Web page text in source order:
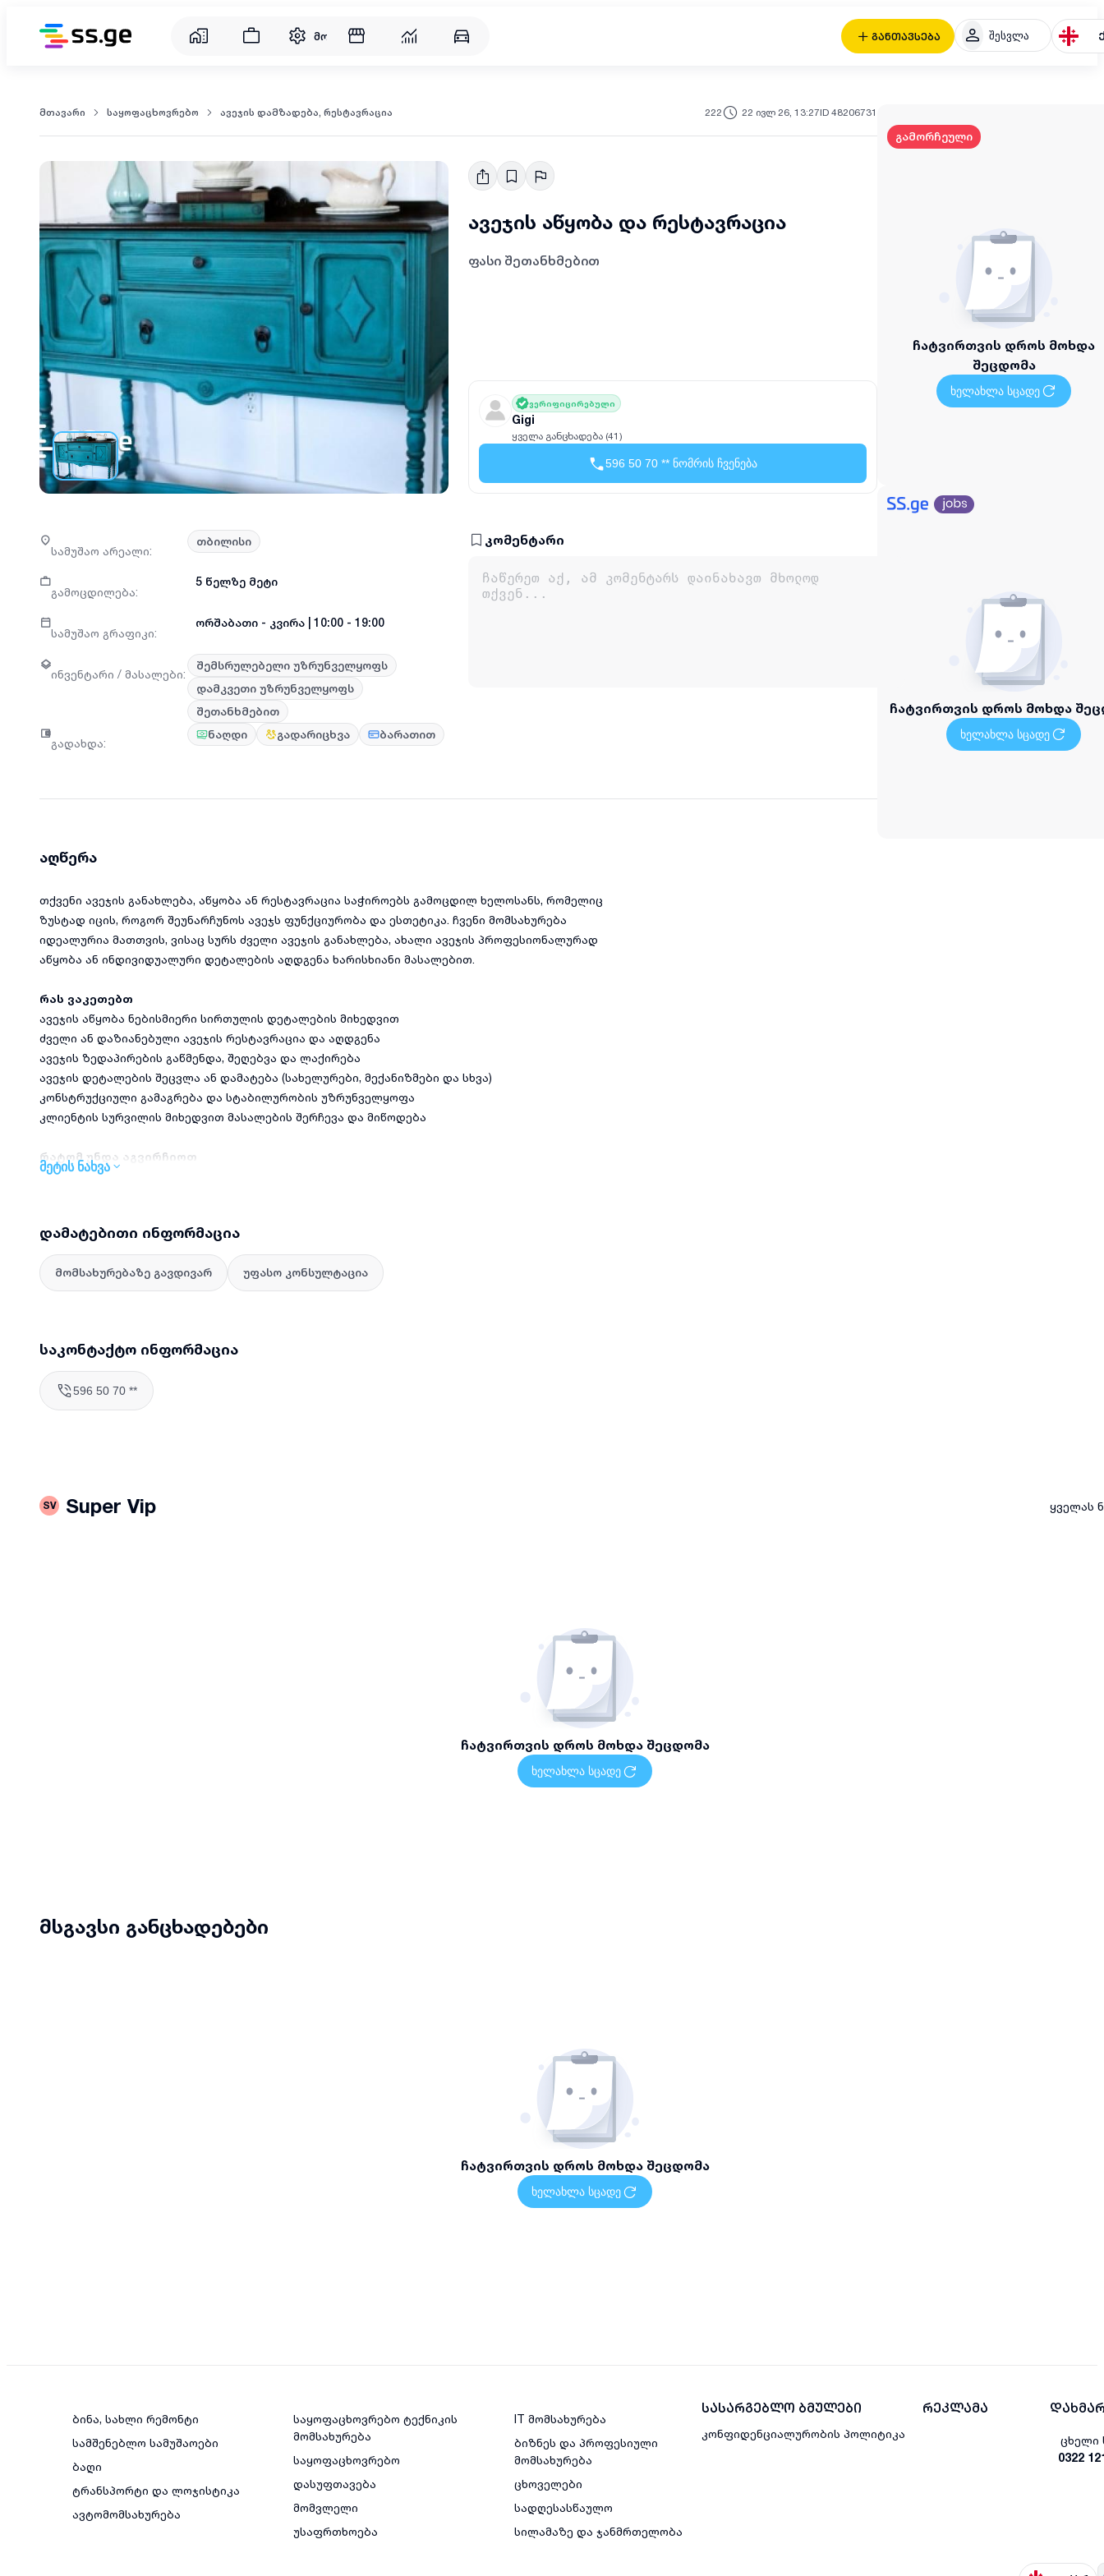
განთავსება შესვლა
მომსახურება
მთავარი საყოფაცხოვრებო ავეჯის დამზადება, რესტავრაცია 222 22 ივლ 26, 13:27ID 48206731
ავეჯის აწყობა და რესტავრაცია
ფასი შეთანხმებით
ვერიფიცირებული
Gigi
ყველა განცხადება (41)
596 50 70 ** ნომრის ჩვენება
სამუშაო არეალი:
თბილისი
გამოცდილება:
5 წელზე მეტი
სამუშაო გრაფიკი:
ორშაბათი - კვირა 10:00 - 19:00
ინვენტარი / მასალები:
შემსრულებელი უზრუნველყოფს
დამკვეთი უზრუნველყოფს
შეთანხმებით
გადახდა:
ნაღდი გადარიცხვა ბარათით
კომენტარი
აღწერა
თქვენი ავეჯის განახლება, აწყობა ან რესტავრაცია საჭიროებს გამოცდილ ხელოსანს, რომელიც
ზუსტად იცის, როგორ შეუნარჩუნოს ავეჯს ფუნქციურობა და ესთეტიკა. ჩვენი მომსახურება
იდეალურია მათთვის, ვისაც სურს ძველი ავეჯის განახლება, ახალი ავეჯის პროფესიონალურად
აწყობა ან ინდივიდუალური დეტალების აღდგენა ხარისხიანი მასალებით.
რას ვაკეთებთ
ავეჯის აწყობა ნებისმიერი სირთულის დეტალების მიხედვით
ძველი ან დაზიანებული ავეჯის რესტავრაცია და აღდგენა
ავეჯის ზედაპირების გაწმენდა, შეღებვა და ლაქირება
ავეჯის დეტალების შეცვლა ან დამატება (სახელურები, მექანიზმები და სხვა)
კონსტრუქციული გამაგრება და სტაბილურობის უზრუნველყოფა
კლიენტის სურვილის მიხედვით მასალების შერჩევა და მიწოდება
რატომ უნდა აგვირჩიოთ
სწრაფი და სუფთა შესრულება შეთანხმებულ ვადებში
გარანტია შესრულებულ სამუშაოზე
მომსახურების არეალი და ხელმისაწვდომობა
მეტის ნახვა
დამატებითი ინფორმაცია
მომსახურებაზე გავდივარ უფასო კონსულტაცია
საკონტაქტო ინფორმაცია
596 50 70 **
გამორჩეული
ჩატვირთვის დროს მოხდა
შეცდომა
ხელახლა სცადე
ჩატვირთვის დროს მოხდა
ხელახლა სცადე
SV Super Vip ყველას
ჩატვირთვის დროს მოხდა შეცდომა
ხელახლა სცადე
მსგავსი განცხადებები
ჩატვირთვის დროს მოხდა შეცდომა
ხელახლა სცადე
ბინა, სახლი რემონტი
სამშენებლო სამუშაოები
ბაღი
ტრანსპორტი და ლოჯისტიკა
ავტომომსახურება
საყოფაცხოვრებო ტექნიკის
მომსახურება
საყოფაცხოვრებო
დასუფთავება
მომვლელი
უსაფრთხოება
IT მომსახურება
ბიზნეს და პროფესიული
მომსახურება
ცხოველები
სადღესასწაულო
სილამაზე და ჯანმრთელობა
რეკლამა
სასარგებლო ბმულები
კონფიდენციალურობის პოლიტიკა
ცხელი
0322